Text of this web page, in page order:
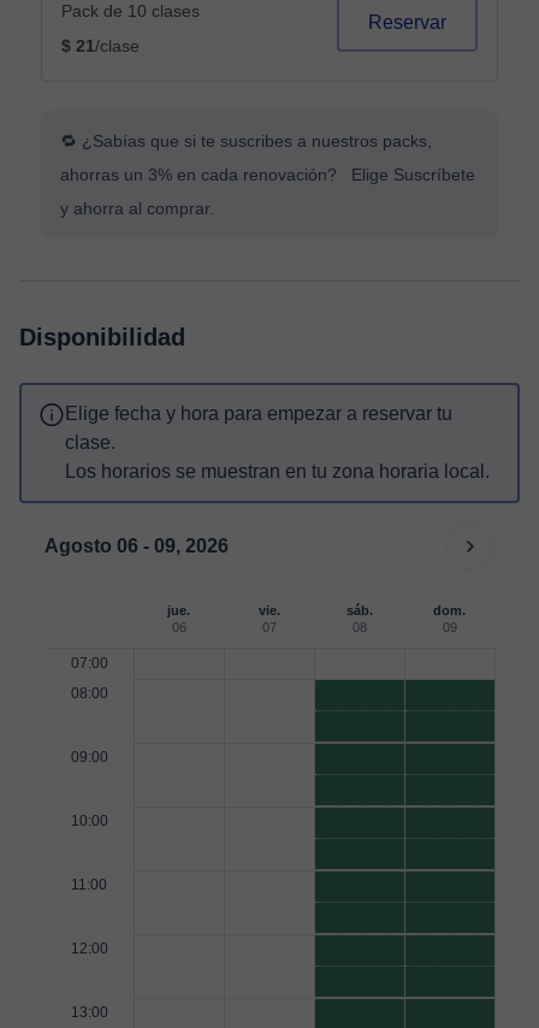
Pack de 10 clases
$ 21/clase
Reservar
🔁 ¿Sabías que si te suscribes a nuestros packs,
ahorras un 3% en cada renovación? Elige Suscríbete
y ahorra al comprar.
Disponibilidad
Elige fecha y hora para empezar a reservar tu
clase.
Los horarios se muestran en tu zona horaria local.
Agosto 06 - 09, 2026
jue.
06
vie.
07
sáb.
08
dom.
09
07:00
08:00
09:00
10:00
11:00
12:00
13:00